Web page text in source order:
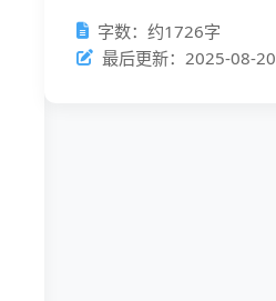
字数：约1726字
最后更新：2025-08-20